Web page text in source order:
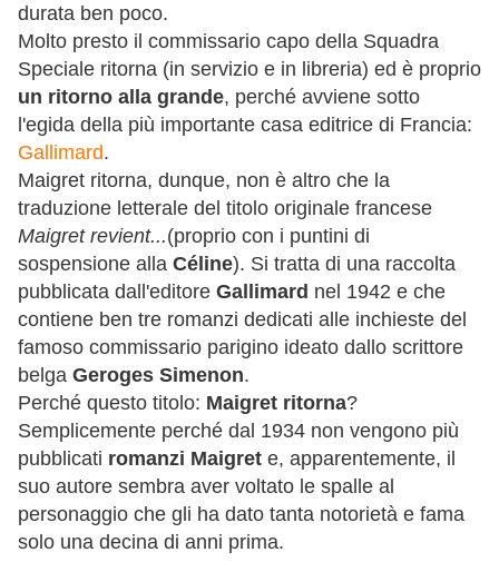
durata ben poco.
Molto presto il commissario capo della Squadra
Speciale ritorna (in servizio e in libreria) ed è proprio
un ritorno alla grande, perché avviene sotto
l'egida della più importante casa editrice di Francia:
Gallimard.
Maigret ritorna, dunque, non è altro che la
traduzione letterale del titolo originale francese
Maigret revient...(proprio con i puntini di
sospensione alla Céline). Si tratta di una raccolta
pubblicata dall'editore Gallimard nel 1942 e che
contiene ben tre romanzi dedicati alle inchieste del
famoso commissario parigino ideato dallo scrittore
belga Geroges Simenon.
Perché questo titolo: Maigret ritorna?
Semplicemente perché dal 1934 non vengono più
pubblicati romanzi Maigret e, apparentemente, il
suo autore sembra aver voltato le spalle al
personaggio che gli ha dato tanta notorietà e fama
solo una decina di anni prima.